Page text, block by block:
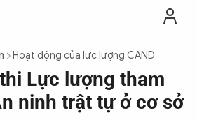
Hoạt động của lực lượng CAND
Lực lượng tham
ninh trật tự ở cơ sở